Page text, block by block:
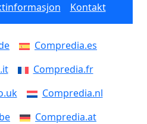
Kontakt
Compredia.es
Compredia.fr
Compredia.nl
Compredia.at